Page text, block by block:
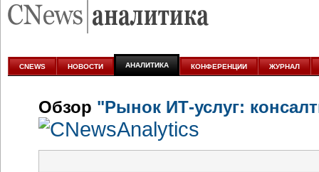
аналитике
CNEWS НОВОСТИ АНАЛИТИКА КОНФЕРЕНЦИИ ЖУРНАЛ
Обзор "Рынок ИТ-услуг: